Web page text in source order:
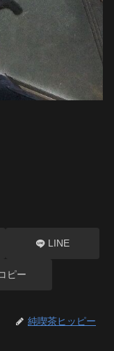
LINE
ピー
純喫茶ヒッピー